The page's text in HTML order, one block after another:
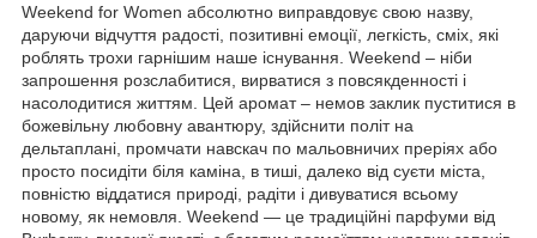
Weekend for Women абсолютно виправдовує свою назву,
даруючи відчуття радості, позитивні емоції, легкість, сміх, які
роблять трохи гарнішим наше існування. Weekend – ніби
запрошення розслабитися, вирватися з повсякденності і
насолодитися життям. Цей аромат – немов заклик пуститися в
божевільну любовну авантюру, здійснити політ на
дельтаплані, промчати навскач по мальовничих преріях або
просто посидіти біля каміна, в тиші, далеко від суєти міста,
повністю віддатися природі, радіти і дивуватися всьому
новому, як немовля. Weekend ― це традиційні парфуми від